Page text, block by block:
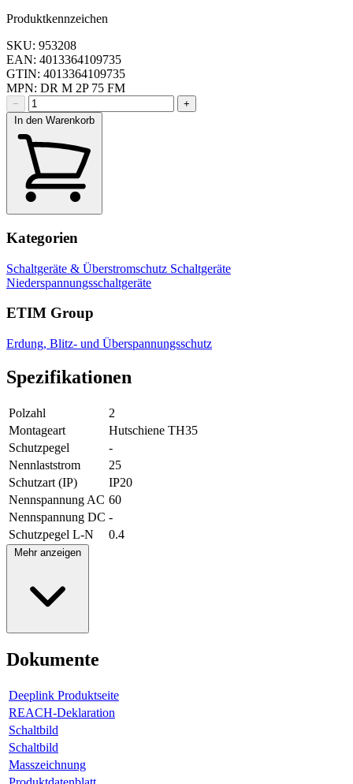
Produktkennzeichen
SKU: 953208
EAN: 4013364109735
GTIN: 4013364109735
MPN: DR M 2P 75 FM
−
+
In den Warenkorb
Kategorien
Schaltgeräte & Überstromschutz Schaltgeräte
Niederspannungsschaltgeräte
ETIM Group
Erdung, Blitz- und Überspannungsschutz
Spezifikationen
Polzahl
2
Montageart
Hutschiene TH35
Schutzpegel
-
Nennlaststrom
25
Schutzart (IP)
IP20
Nennspannung AC 60
Nennspannung DC -
Schutzpegel L-N
0.4
Mehr anzeigen
Dokumente
Deeplink Produktseite
REACH-Deklaration
Schaltbild
Schaltbild
Masszeichnung